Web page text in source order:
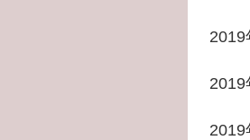
2019
2019
2019